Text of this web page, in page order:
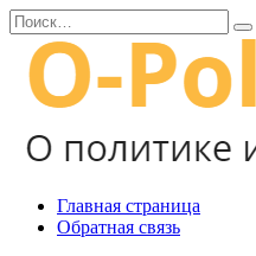
Перейти
к
содержанию
Search
for:
Главная страница
Обратная связь